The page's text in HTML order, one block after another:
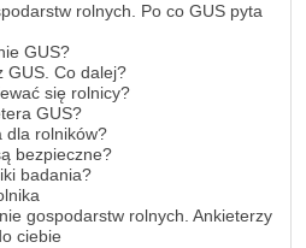
rolnych. Po co GUS pyta
GUS?
GUS. Co dalej?
się rolnicy?
GUS?
dla rolników?
bezpieczne?
badania?
gospodarstw rolnych. Ankieterzy
ciebie